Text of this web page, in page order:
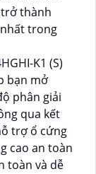
thành
trong
K1 (S)
bạn mở
phân giải
qua kết
trợ ổ cứng
cao an toàn
toàn và dễ